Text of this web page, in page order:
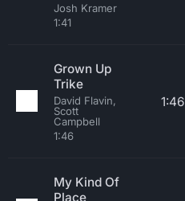
Josh Kramer
1:41
Grown Up
Trike
David Flavin,
Scott
Campbell
1:46
1:46
My Kind Of
Place